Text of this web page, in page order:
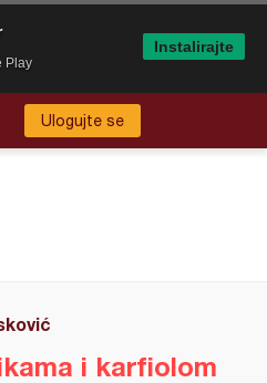
Ulogujte se
i karfiolom
Play
Instalirajte